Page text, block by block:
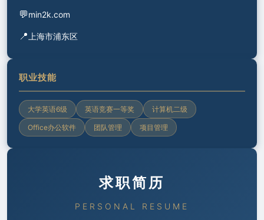
💬min2k.com
📍 上海市浦东区
职业技能
大学英语6级 英语竞赛一等奖 计算机二级
Office办公软件 团队管理 项目管理
求职简历
PERSONAL RESUME